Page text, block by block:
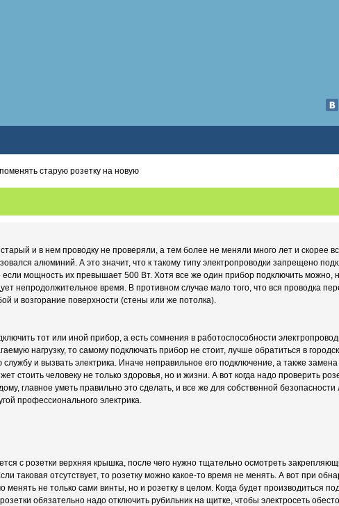
старую розетку на новую
и в нем проводку не проверяли, а тем более не меняли много лет и скорее
алюминий. А это значит, что к такому типу электропроводки запрещено
мощность их превышает 500 Вт. Хотя все же один прибор подключить можно,
непродолжительное время. В противном случае мало того, что вся проводка
и возгорание поверхности (стены или же потолка).
тот или иной прибор, а есть сомнения в работоспособности
нагрузку, то самому подключать прибор не стоит, лучше обратиться в
и вызвать электрика. Иначе неправильное его подключение, а также замена
стоить человеку не только здоровья, но и жизни. А вот когда надо проверить
главное уметь правильно это сделать, и все же для собственной безопасности
профессионального электрика.
с розетки верхняя крышка, после чего нужно тщательно осмотреть
таковая отсутствует, то розетку можно какое-то время не менять. А вот при
менять не только сами винты, но и розетку в целом. Когда будет производиться
обязательно надо отключить рубильник на щитке, чтобы электросеть